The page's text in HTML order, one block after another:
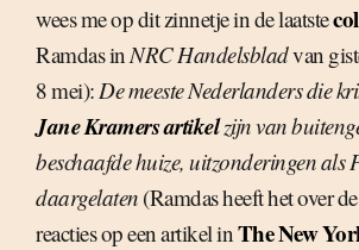
wees me op dit zinnetje in de laatste
Ramdas inNRC Handelsbladvan
8 mei):De meeste Nederlanders die
Jane Kramers artikelzijn van
beschaafde huize, uitzonderingen als
daargelaten (Ramdas heeft het over
reacties op een artikel inThe New